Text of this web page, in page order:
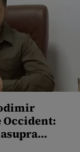
Occident: